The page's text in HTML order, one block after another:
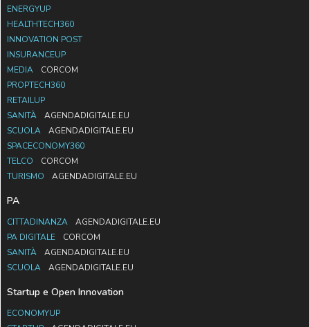
ENERGYUP
HEALTHTECH360
INNOVATION POST
INSURANCEUP
MEDIA
CORCOM
PROPTECH360
RETAILUP
SANITÀ
AGENDADIGITALE.EU
SCUOLA
AGENDADIGITALE.EU
SPACECONOMY360
TELCO
CORCOM
TURISMO
AGENDADIGITALE.EU
PA
CITTADINANZA
AGENDADIGITALE.EU
PA DIGITALE
CORCOM
SANITÀ
AGENDADIGITALE.EU
SCUOLA
AGENDADIGITALE.EU
Startup e Open Innovation
ECONOMYUP